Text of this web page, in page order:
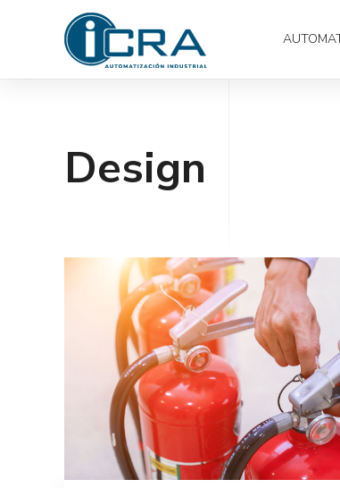
Design